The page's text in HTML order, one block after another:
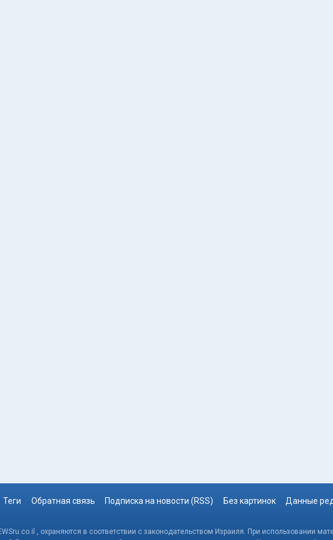
Теги Обратная связь Подписка на новости (RSS) Без картинок Данные
, охраняются в соответствии с законодательством Израиля. При использовании